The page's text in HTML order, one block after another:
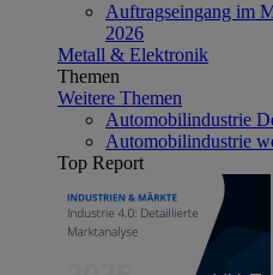
Auftragseingang im
2026
Metall & Elektronik
Themen
Weitere Themen
Automobilindustrie
Automobilindustrie
Top Report